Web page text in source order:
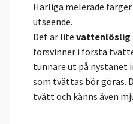
Härliga melerade
utseende.
Det är lite vattenlöslig
försvinner i första
tunnare ut på nystanet
som tvättas bör göras.
tvätt och känns även